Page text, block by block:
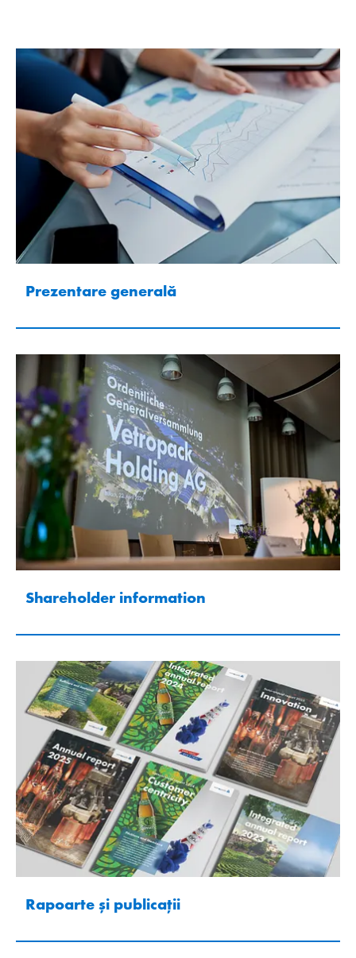
Prezentare generală
Shareholder information
Rapoarte și publicații